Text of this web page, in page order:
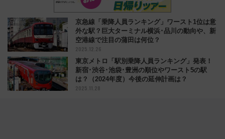
京急線「乗降人員ランキング」ワースト1位は意
外な駅？巨大ターミナル横浜･品川の動向や、新
空港線で注目の蒲田は何位？
2025.12.26
東京メトロ「駅別乗降人員ランキング」発表！
新宿･渋谷･池袋･豊洲の順位やワースト5の駅
は？（2024年度）今後の延伸計画は？
2025.11.28